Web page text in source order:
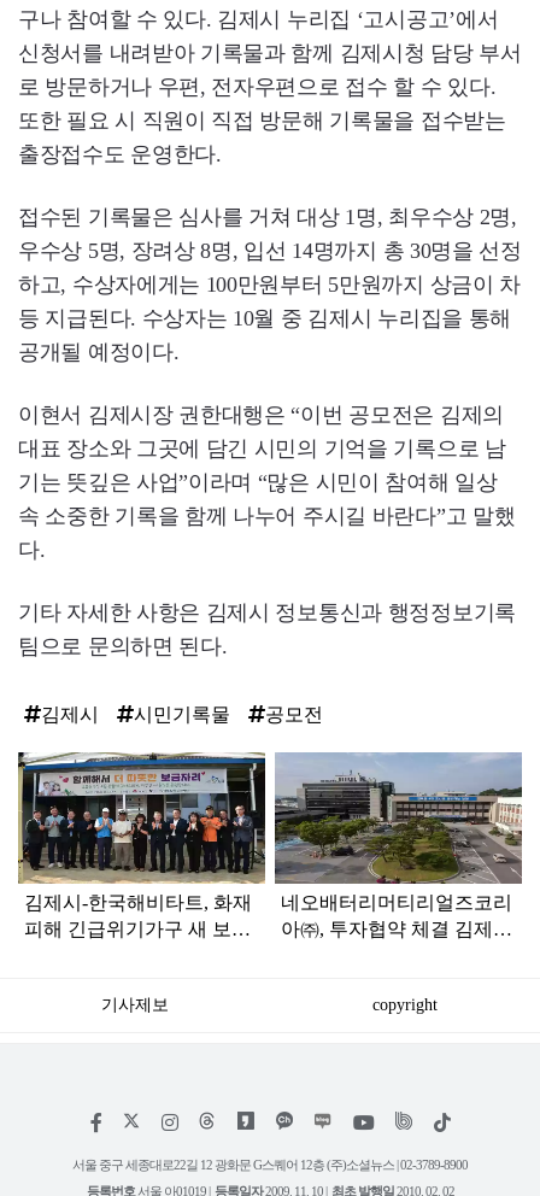
구나 참여할 수 있다. 김제시 누리집 ‘고시공고’에서
신청서를 내려받아 기록물과 함께 김제시청 담당 부서
로 방문하거나 우편, 전자우편으로 접수 할 수 있다.
또한 필요 시 직원이 직접 방문해 기록물을 접수받는
출장접수도 운영한다.
접수된 기록물은 심사를 거쳐 대상 1명, 최우수상 2명,
우수상 5명, 장려상 8명, 입선 14명까지 총 30명을 선정
하고, 수상자에게는 100만원부터 5만원까지 상금이 차
등 지급된다. 수상자는 10월 중 김제시 누리집을 통해
공개될 예정이다.
이현서 김제시장 권한대행은 “이번 공모전은 김제의
대표 장소와 그곳에 담긴 시민의 기억을 기록으로 남
기는 뜻깊은 사업”이라며 “많은 시민이 참여해 일상
속 소중한 기록을 함께 나누어 주시길 바란다”고 말했
다.
기타 자세한 사항은 김제시 정보통신과 행정정보기록
팀으로 문의하면 된다.
김제시 시민기록물 공모전
탑
라
인
김제시-한국해비타트, 화재
피해 긴급위기가구 새 보금
네오배터리머티리얼즈코리
아㈜, 투자협약 체결 김제
산거점 구축
기사제보 copyright
페
스
인
타
위
트
틱
서울 중구 세종대로22길 12 광화문 G스퀘어 12층 (주)소셜뉴스 | 02-3789-8900
등록번호 서울 아01019 | 등록일자2009. 11. 10 | 최초 발행일2010. 02. 02